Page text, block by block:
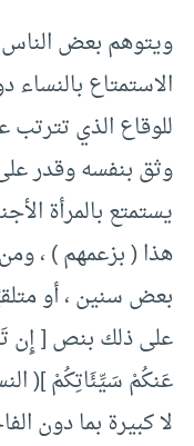
ويتوهم بعض الناس
الاستمتاع بالنساء
للوقاع الذي تترتب
وثق بنفسه وقدر
يستمتع بالمرأة
هذا ( بزعمهم ) ،
بعض سنين ، أو
على ذلك بنص [ إِن
لا كبيرة بما دون